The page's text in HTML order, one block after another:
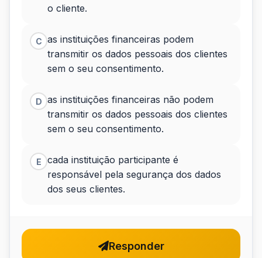
o cliente.
C as instituições financeiras podem
transmitir os dados pessoais dos clientes
sem o seu consentimento.
D as instituições financeiras não podem
transmitir os dados pessoais dos clientes
sem o seu consentimento.
E
cada instituição participante é
responsável pela segurança dos dados
dos seus clientes.
Responder